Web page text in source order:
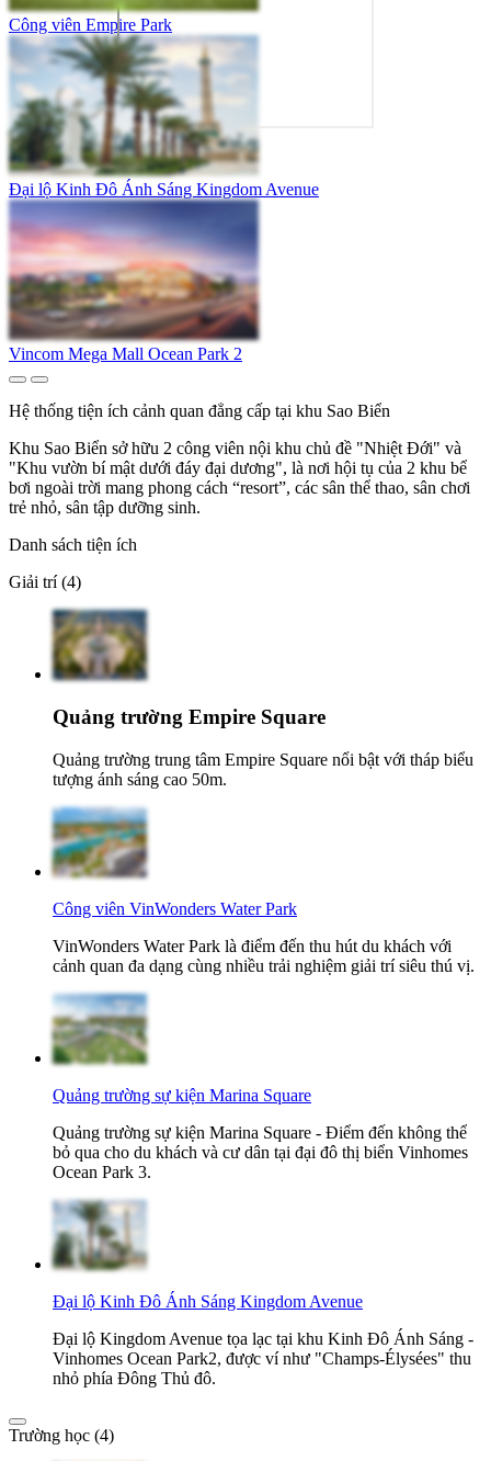
Công viên Empire Park
Đại lộ Kinh Đô Ánh Sáng Kingdom Avenue
Vincom Mega Mall Ocean Park 2
Hệ thống tiện ích cảnh quan đẳng cấp tại khu Sao Biển
Khu Sao Biển sở hữu 2 công viên nội khu chủ đề "Nhiệt Đới" và
"Khu vườn bí mật dưới đáy đại dương", là nơi hội tụ của 2 khu bể
bơi ngoài trời mang phong cách “resort”, các sân thể thao, sân chơi
trẻ nhỏ, sân tập dưỡng sinh.
Danh sách tiện ích
Giải trí (4)
Quảng trường Empire Square
Quảng trường trung tâm Empire Square nổi bật với tháp biểu
tượng ánh sáng cao 50m.
Công viên VinWonders Water Park
VinWonders Water Park là điểm đến thu hút du khách với
cảnh quan đa dạng cùng nhiều trải nghiệm giải trí siêu thú vị.
Quảng trường sự kiện Marina Square
Quảng trường sự kiện Marina Square - Điểm đến không thể
bỏ qua cho du khách và cư dân tại đại đô thị biển Vinhomes
Ocean Park 3.
Đại lộ Kinh Đô Ánh Sáng Kingdom Avenue
Đại lộ Kingdom Avenue tọa lạc tại khu Kinh Đô Ánh Sáng -
Vinhomes Ocean Park2, được ví như "Champs-Élysées" thu
nhỏ phía Đông Thủ đô.
Trường học (4)